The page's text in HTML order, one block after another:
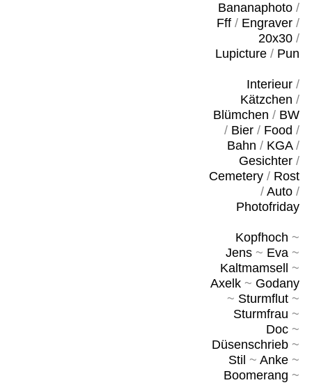
Bananaphoto/
Fff/ Engraver/
20x30/
Lupicture/ Pun
Interieur/
Kätzchen /
Blümchen / BW
/ Bier/ Food /
Bahn / KGA/
Gesichter/
Cemetery/ Rost
/ Auto/
Photofriday
Kopfhoch ~
Jens~ Eva~
Kaltmamsell
~
Axelk~ Godany
~ Sturmflut~
Sturmfrau ~
Doc~
Düsenschrieb~
Stil ~ Anke~
Boomerang ~